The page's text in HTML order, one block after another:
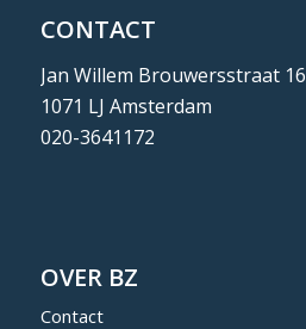
CONTACT
Jan Willem Brouwersstraat 16
1071 LJ Amsterdam
020-3641172
OVER BZ
Contact